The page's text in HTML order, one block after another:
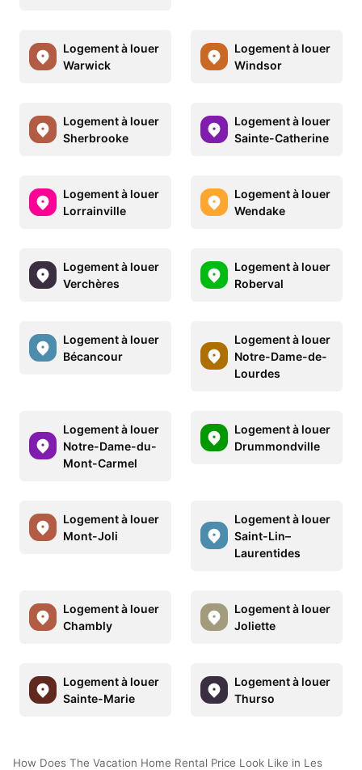
Logement à louer
Warwick
Logement à louer
Windsor
Logement à louer
Sherbrooke
Logement à louer
Sainte-Catherine
Logement à louer
Lorrainville
Logement à louer
Wendake
Logement à louer
Verchères
Logement à louer
Roberval
Logement à louer
Bécancour
Logement à louer
Notre-Dame-de-
Lourdes
Logement à louer
Notre-Dame-du-
Mont-Carmel
Logement à louer
Drummondville
Logement à louer
Mont-Joli
Logement à louer
Saint-Lin–
Laurentides
Logement à louer
Chambly
Logement à louer
Joliette
Logement à louer
Sainte-Marie
Logement à louer
Thurso
How Does The Vacation Home Rental Price Look Like in Les